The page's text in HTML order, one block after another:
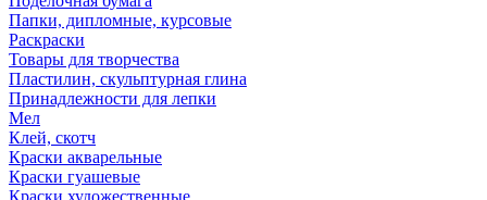
Папки, дипломные, курсовые
Раскраски
Товары для творчества
Пластилин, скульптурная глина
Принадлежности для лепки
Мел
Клей, скотч
Краски акварельные
Краски гуашевые
Краски художественные